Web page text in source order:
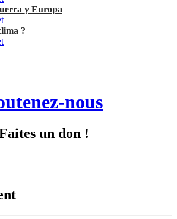
y Europa
?
nous
un don !